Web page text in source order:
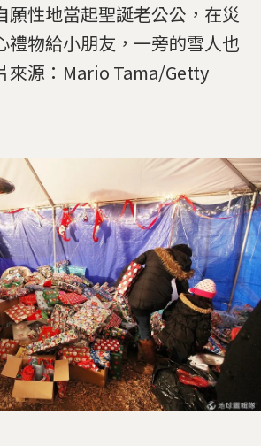
願性地當起聖誕老公公，在災
禮物給小朋友，一旁的雪人也
來源：Mario Tama/Getty